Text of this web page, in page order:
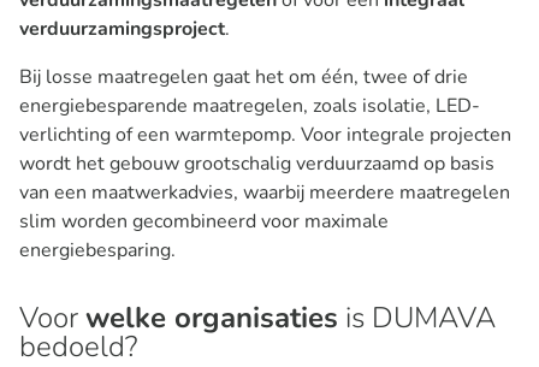
verduurzamingsproject.
Bij losse maatregelen gaat het om één, twee of drie
energiebesparende maatregelen, zoals isolatie, LED-
verlichting of een warmtepomp. Voor integrale projecten
wordt het gebouw grootschalig verduurzaamd op basis
van een maatwerkadvies, waarbij meerdere maatregelen
slim worden gecombineerd voor maximale
energiebesparing.
Voorwelke organisaties is DUMAVA
bedoeld?